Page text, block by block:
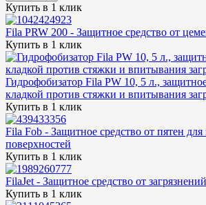
Купить в 1 клик
Fila PRW 200 - Защитное средство от
Купить в 1 клик
Гидрофобизатор Fila PW 10, 5 л.,
кладкой против стяжки и впитывания
Купить в 1 клик
Fila Fob - Защитное средство от пятен
поверхностей
Купить в 1 клик
FilaJet - Защитное средство от загрязнений
Купить в 1 клик